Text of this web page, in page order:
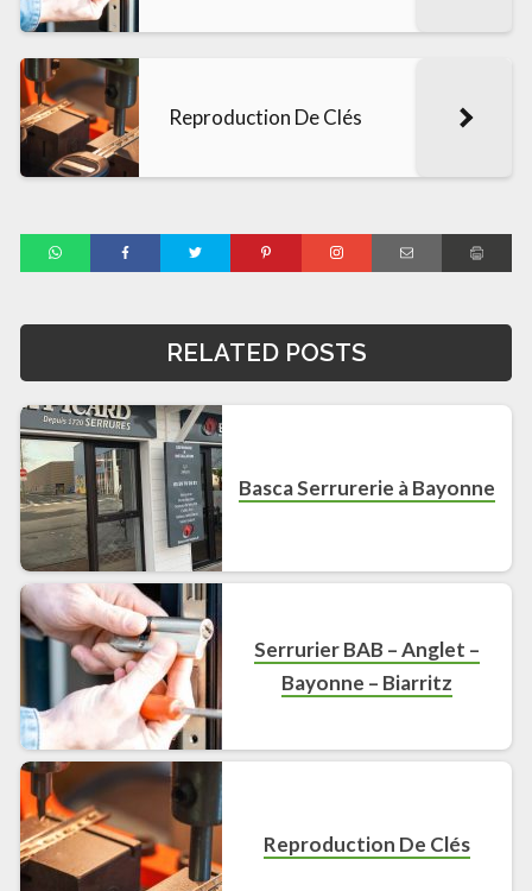
Reproduction De Clés
RELATED POSTS
Basca Serrurerie à Bayonne
Serrurier BAB – Anglet –
Bayonne – Biarritz
Reproduction De Clés